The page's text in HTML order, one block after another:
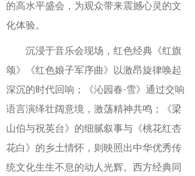
的高水平盛会，为观众带来震撼心灵的文
化体验。
沉浸于音乐会现场，红色经典《红旗
颂》《红色娘子军序曲》以激昂旋律唤起
深沉的时代回响；《沁园春·雪》通过交响
语言演绎壮阔意境，激荡精神共鸣；《梁
山伯与祝英台》的细腻叙事与《桃花红杏
花白》的乡土情怀，则映照出中华优秀传
统文化生生不息的动人光辉。西方经典同